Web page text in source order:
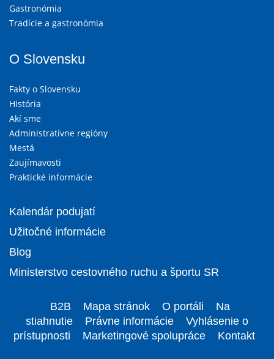
Gastronómia
Tradície a gastronómia
O Slovensku
Fakty o Slovensku
História
Akí sme
Administratívne regióny
Mestá
Zaujímavosti
Praktické informácie
Kalendár podujatí
Užitočné informácie
Blog
Ministerstvo cestovného ruchu a športu SR
B2B Mapa stránok O portáli
Na
stiahnutie
Právne informácie
Vyhlásenie o
prístupnosti
Marketingové spolupráce Kontakt